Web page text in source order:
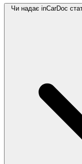
Чи надає inCarDoc